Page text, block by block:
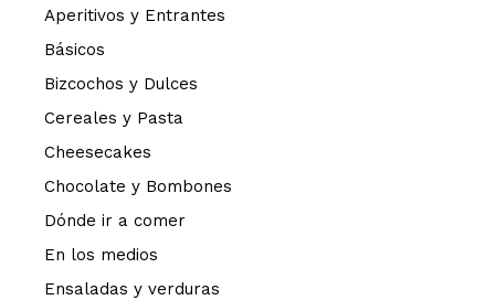
Aperitivos y Entrantes
Básicos
Bizcochos y Dulces
Cereales y Pasta
Cheesecakes
Chocolate y Bombones
Dónde ir a comer
En los medios
Ensaladas y verduras